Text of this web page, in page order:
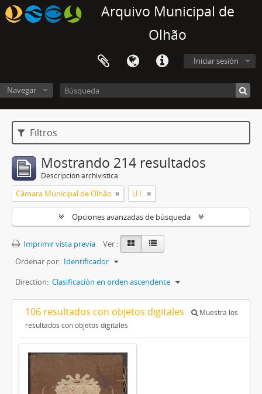
Arquivo Municipal de
Olhão
Iniciar sesión
Navegar
Filtros
Mostrando 214 resultados
Descripción archivística
Câmara Municipal de Olhão U.I.
Opciones avanzadas de búsqueda
Imprimir vista previa
Ver :
Ordenar por: Identificador
Direction: Clasificación en orden ascendente
106 resultados con objetos digitales
Muestra los
resultados con objetos digitales